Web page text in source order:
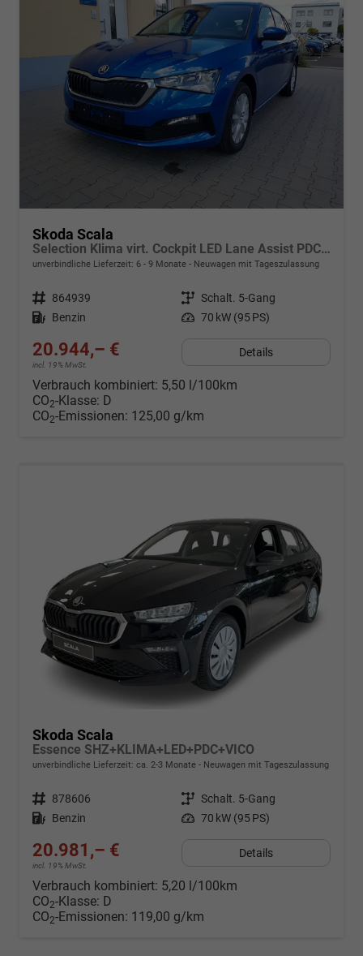
Skoda Scala
Selection Klima virt. Cockpit LED Lane Assist PDC hinten Sitzheizung vorn 16 Zoll Bluetooth
unverbindliche Lieferzeit: 6 - 9 Monate Neuwagen mit Tageszulassung
Fahrzeugnr. 864939 Getriebe Schalt. 5-Gang
Kraftstoff Benzin Leistung 70 kW (95 PS)
20.944,– €
incl. 19% MwSt.
Details
Verbrauch kombiniert: 5,50 l/100km
CO2-Klasse: D
CO2-Emissionen: 125,00 g/km
Skoda Scala
Essence SHZ+KLIMA+LED+PDC+VICO
unverbindliche Lieferzeit: ca. 2-3 Monate Neuwagen mit Tageszulassung
Fahrzeugnr. 878606 Getriebe Schalt. 5-Gang
Kraftstoff Benzin Leistung 70 kW (95 PS)
20.981,– €
incl. 19% MwSt.
Details
Verbrauch kombiniert: 5,20 l/100km
CO2-Klasse: D
CO2-Emissionen: 119,00 g/km